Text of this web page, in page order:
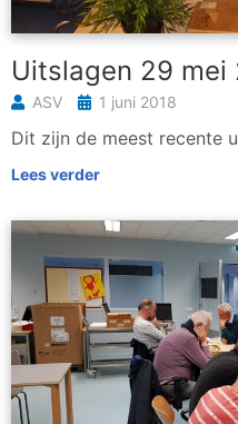
Uitslagen 29 mei
ASV 1 juni 2018
Dit zijn de meest recente
Lees verder